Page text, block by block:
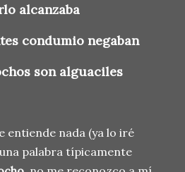
alcanzaba
condumio negaban
son alguaciles
entiende nada (ya lo iré
palabra típicamente